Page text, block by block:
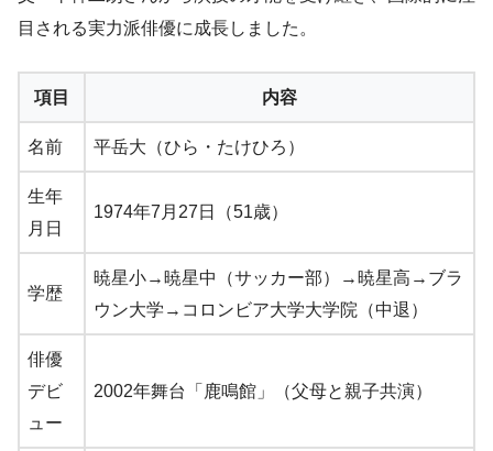
目される実力派俳優に成長しました。
項目 内容
名前 平岳大（ひら・たけひろ）
生年
月日
1974年7月27日（51歳）
学歴
暁星小→暁星中（サッカー部）→暁星高→ブラ
ウン大学→コロンビア大学大学院（中退）
俳優
デビ
ュー
2002年舞台「鹿鳴館」（父母と親子共演）